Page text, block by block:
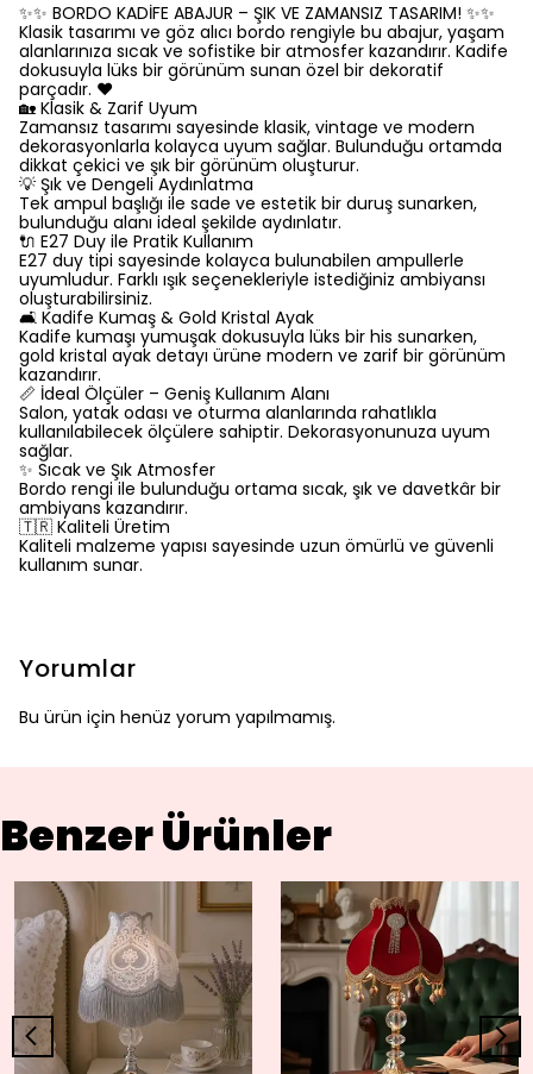
✨✨ BORDO KADİFE ABAJUR – ŞIK VE ZAMANSIZ TASARIM! ✨✨
Klasik tasarımı ve göz alıcı bordo rengiyle bu abajur, yaşam
alanlarınıza sıcak ve sofistike bir atmosfer kazandırır. Kadife
dokusuyla lüks bir görünüm sunan özel bir dekoratif
parçadır. ❤️
🏡 Klasik & Zarif Uyum
Zamansız tasarımı sayesinde klasik, vintage ve modern
dekorasyonlarla kolayca uyum sağlar. Bulunduğu ortamda
dikkat çekici ve şık bir görünüm oluşturur.
💡 Şık ve Dengeli Aydınlatma
Tek ampul başlığı ile sade ve estetik bir duruş sunarken,
bulunduğu alanı ideal şekilde aydınlatır.
🔌 E27 Duy ile Pratik Kullanım
E27 duy tipi sayesinde kolayca bulunabilen ampullerle
uyumludur. Farklı ışık seçenekleriyle istediğiniz ambiyansı
oluşturabilirsiniz.
🛋️ Kadife Kumaş & Gold Kristal Ayak
Kadife kumaşı yumuşak dokusuyla lüks bir his sunarken,
gold kristal ayak detayı ürüne modern ve zarif bir görünüm
kazandırır.
📏 İdeal Ölçüler – Geniş Kullanım Alanı
Salon, yatak odası ve oturma alanlarında rahatlıkla
kullanılabilecek ölçülere sahiptir. Dekorasyonunuza uyum
sağlar.
✨ Sıcak ve Şık Atmosfer
Bordo rengi ile bulunduğu ortama sıcak, şık ve davetkâr bir
ambiyans kazandırır.
🇹🇷 Kaliteli Üretim
Kaliteli malzeme yapısı sayesinde uzun ömürlü ve güvenli
kullanım sunar.
Yorumlar
Bu ürün için henüz yorum yapılmamış.
Benzer Ürünler